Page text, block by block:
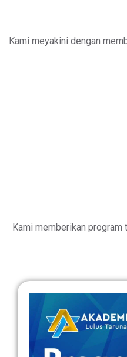
Kami meyakini dengan
Kami memberikan